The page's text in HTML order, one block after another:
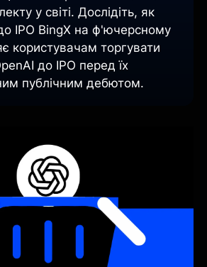
у світі. Дослідіть, як
до IPO BingX на ф'ючерсному
користувачам торгувати
до IPO перед їх
публічним дебютом.